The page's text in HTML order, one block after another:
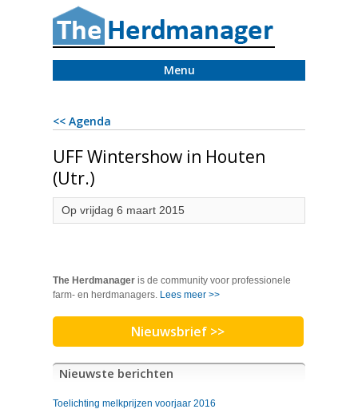
Menu
<< Agenda
UFF Wintershow in Houten
(Utr.)
Op vrijdag 6 maart 2015
The Herdmanager is de community voor professionele
farm- en herdmanagers. Lees meer >>
Nieuwsbrief >>
Nieuwste berichten
Toelichting melkprijzen voorjaar 2016